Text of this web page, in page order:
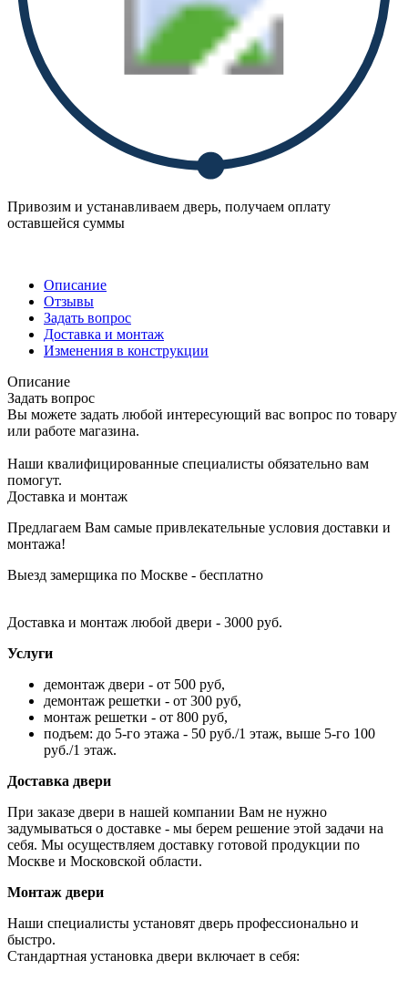
Привозим и устанавливаем дверь, получаем оплату
оставшейся суммы
Описание
Отзывы
Задать вопрос
Доставка и монтаж
Изменения в конструкции
Описание
Задать вопрос
Вы можете задать любой интересующий вас вопрос по товару
или работе магазина.
Наши квалифицированные специалисты обязательно вам
помогут.
Доставка и монтаж
Предлагаем Вам самые привлекательные условия доставки и
монтажа!
Выезд замерщика по Москве - бесплатно
Доставка и монтаж любой двери - 3000 руб.
Услуги
демонтаж двери - от 500 руб,
демонтаж решетки - от 300 руб,
монтаж решетки - от 800 руб,
подъем: до 5-го этажа - 50 руб./1 этаж, выше 5-го 100
руб./1 этаж.
Доставка двери
При заказе двери в нашей компании Вам не нужно
задумываться о доставке - мы берем решение этой задачи на
себя. Мы осуществляем доставку готовой продукции по
Москве и Московской области.
Монтаж двери
Наши специалисты установят дверь профессионально и
быстро.
Стандартная установка двери включает в себя: